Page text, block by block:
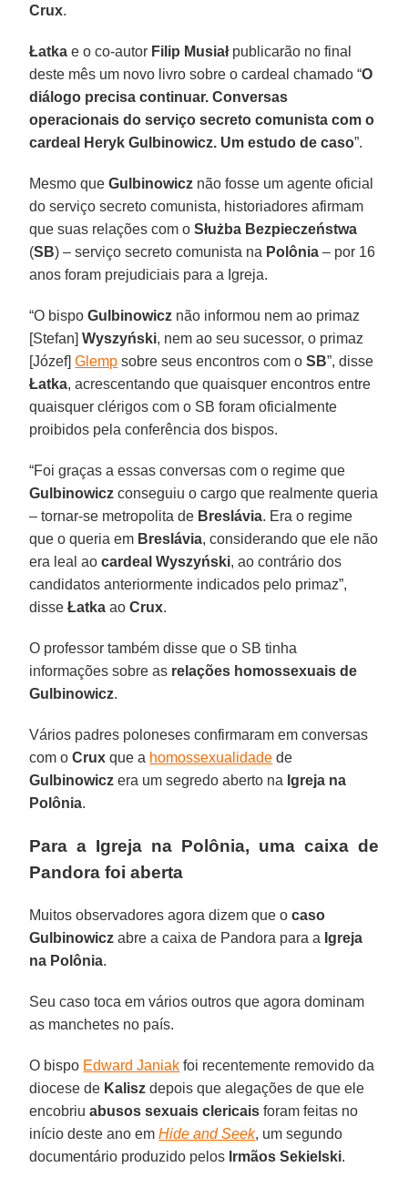
Crux.
Łatka e o co-autor Filip Musiałpublicarão no final
deste mês um novo livro sobre o cardeal chamado “O
diálogo precisa continuar. Conversas
operacionais do serviço secreto comunista com o
cardeal Heryk Gulbinowicz. Um estudo de caso”.
Mesmo queGulbinowicz não fosse um agente oficial
do serviço secreto comunista, historiadores afirmam
que suas relações com oSłużba Bezpieczeństwa
(SB) – serviço secreto comunista na Polônia – por 16
anos foram prejudiciais para a Igreja.
“O bispoGulbinowicz não informou nem ao primaz
[Stefan]Wyszyński, nem ao seu sucessor, o primaz
[Józef]Glemp sobre seus encontros com oSB”, disse
Łatka, acrescentando que quaisquer encontros entre
quaisquer clérigos com o SB foram oficialmente
proibidos pela conferência dos bispos.
“Foi graças a essas conversas com o regime que
Gulbinowicz conseguiu o cargo que realmente queria
– tornar-se metropolita de Breslávia. Era o regime
que o queria em Breslávia, considerando que ele não
era leal aocardeal Wyszyński, ao contrário dos
candidatos anteriormente indicados pelo primaz”,
disseŁatka aoCrux.
O professor também disse que o SB tinha
informações sobre as relações homossexuais de
Gulbinowicz.
Vários padres poloneses confirmaram em conversas
com oCrux que a homossexualidade de
Gulbinowicz era um segredo aberto na Igreja na
Polônia.
Para a Igreja na Polônia, uma caixa de
Pandora foi aberta
Muitos observadores agora dizem que ocaso
Gulbinowicz abre a caixa de Pandora para a Igreja
na Polônia.
Seu caso toca em vários outros que agora dominam
as manchetes no país.
O bispo Edward Janiak foi recentemente removido da
diocese de Kalisz depois que alegações de que ele
encobriuabusos sexuais clericais foram feitas no
início deste ano emHide and Seek, um segundo
documentário produzido pelos Irmãos Sekielski.